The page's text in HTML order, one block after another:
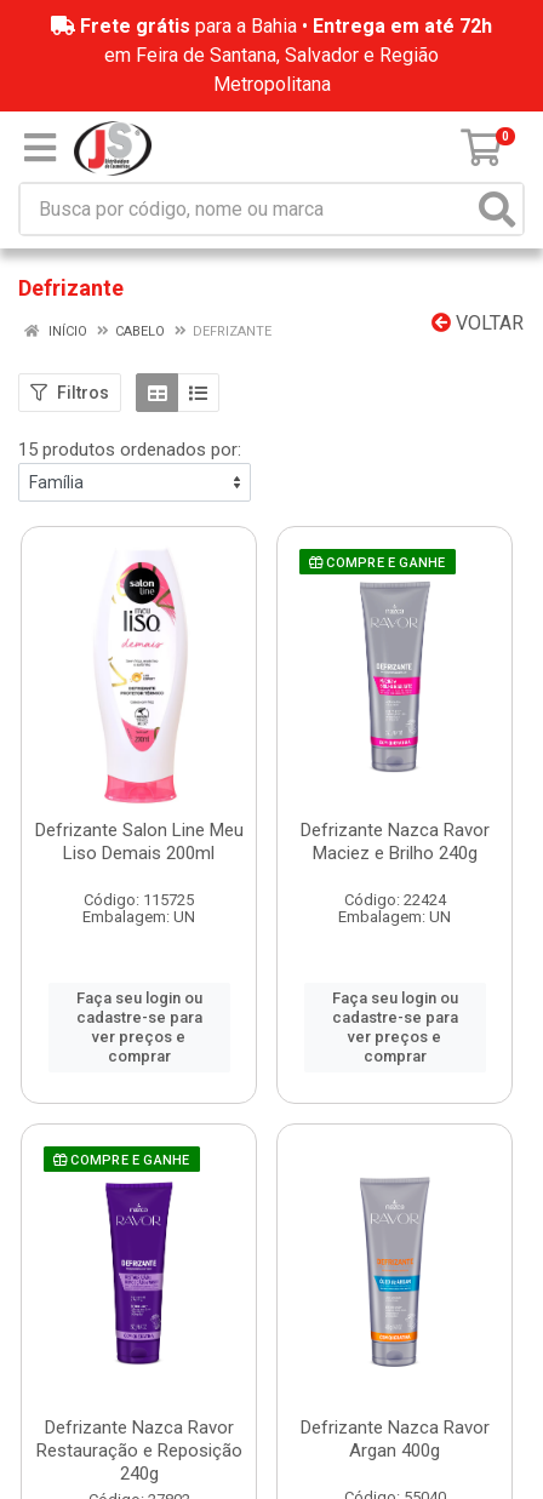
Frete grátis para a Bahia • Entrega em até 72h
em Feira de Santana, Salvador e Região
Metropolitana
0
Defrizante
VOLTAR
INÍCIO CABELO DEFRIZANTE
Filtros
15 produtos ordenados por:
Defrizante Salon Line Meu
Liso Demais 200ml
Código: 115725
Embalagem: UN
Faça seu login ou
cadastre-se para
ver preços e
comprar
COMPRE E GANHE
Defrizante Nazca Ravor
Maciez e Brilho 240g
Código: 22424
Embalagem: UN
Faça seu login ou
cadastre-se para
ver preços e
comprar
COMPRE E GANHE
Defrizante Nazca Ravor
Restauração e Reposição
240g
Defrizante Nazca Ravor
Argan 400g